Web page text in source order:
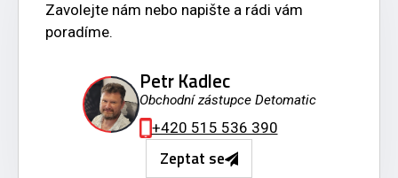
Zavolejte nám nebo napište a rádi vám
poradíme.
Petr Kadlec
Obchodní zástupce Detomatic
+420 515 536 390
Zeptat se